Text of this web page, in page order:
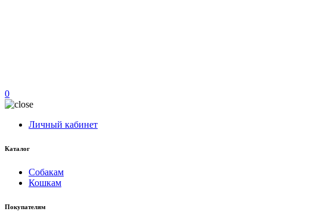
0
Личный кабинет
Каталог
Собакам
Кошкам
Покупателям